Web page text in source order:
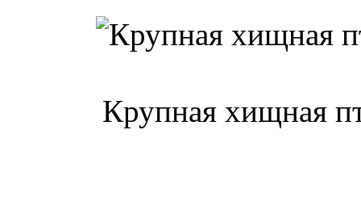
Крупная хищная